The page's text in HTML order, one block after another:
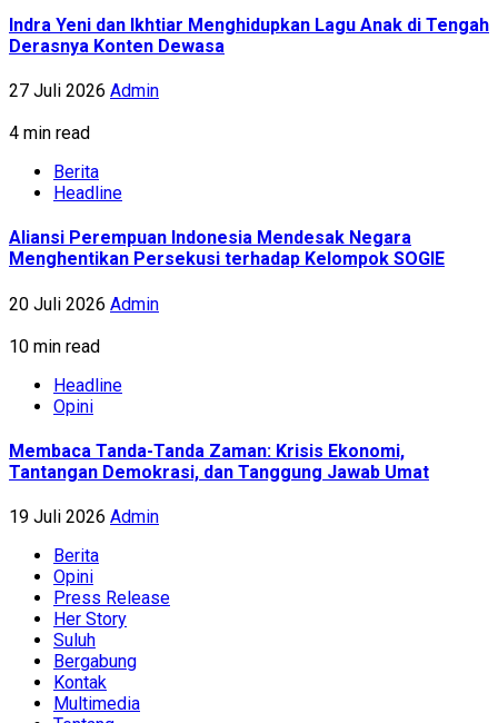
Indra Yeni dan Ikhtiar Menghidupkan Lagu Anak di Tengah
Derasnya Konten Dewasa
27 Juli 2026 Admin
4 min read
Berita
Headline
Aliansi Perempuan Indonesia Mendesak Negara
Menghentikan Persekusi terhadap Kelompok SOGIE
20 Juli 2026 Admin
10 min read
Headline
Opini
Membaca Tanda-Tanda Zaman: Krisis Ekonomi,
Tantangan Demokrasi, dan Tanggung Jawab Umat
19 Juli 2026 Admin
Berita
Opini
Press Release
Her Story
Suluh
Bergabung
Kontak
Multimedia